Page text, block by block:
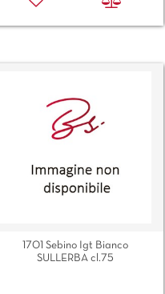
1701 Sebino Igt Bianco
SULLERBA cl.75